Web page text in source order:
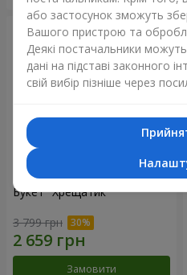
Букет "Хрещатик"
3 799 грн
Замовити
або застосунок зможуть
Вашого пристрою та
Деякі постачальники
дані на підставі законного
свій вибір пізніше через